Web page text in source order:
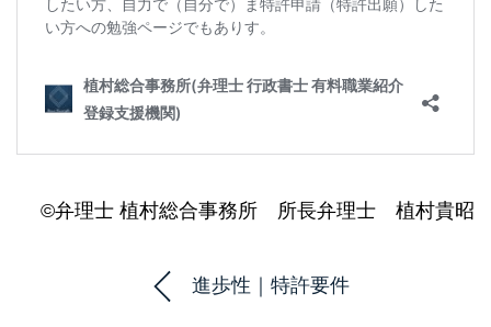
©弁理士 植村総合事務所 所長弁理士 植村貴昭
進歩性｜特許要件